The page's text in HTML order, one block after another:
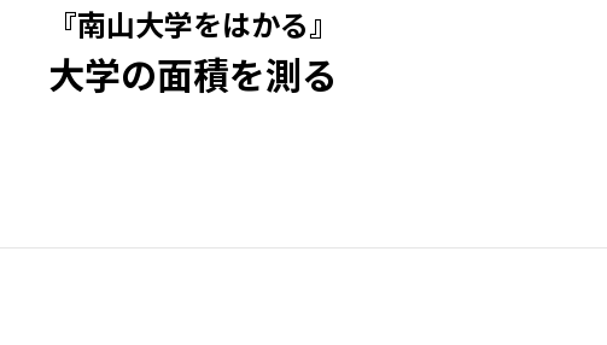
『南山大学をはかる』
大学の面積を測る